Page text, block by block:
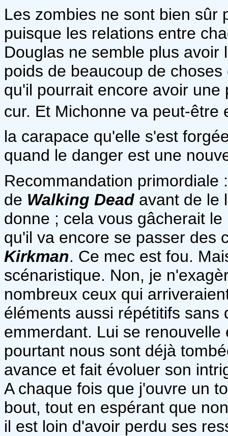
Les zombies ne sont bien sûr
puisque les relations entre
Douglas ne semble plus
poids de beaucoup de
qu'il pourrait encore avoir
cur. Et Michonne va peut-
la carapace qu'elle s'est
quand le danger est une
Recommandation primordiale
de Walking Dead avant de le
donne ; cela vous gâcherait
qu'il va encore se passer des
Kirkman. Ce mec est fou.
scénaristique. Non, je
nombreux ceux qui
éléments aussi répétitifs
emmerdant. Lui se
pourtant nous sont déjà
avance et fait évoluer son
A chaque fois que j'ouvre un
bout, tout en espérant que
il est loin d'avoir perdu ses